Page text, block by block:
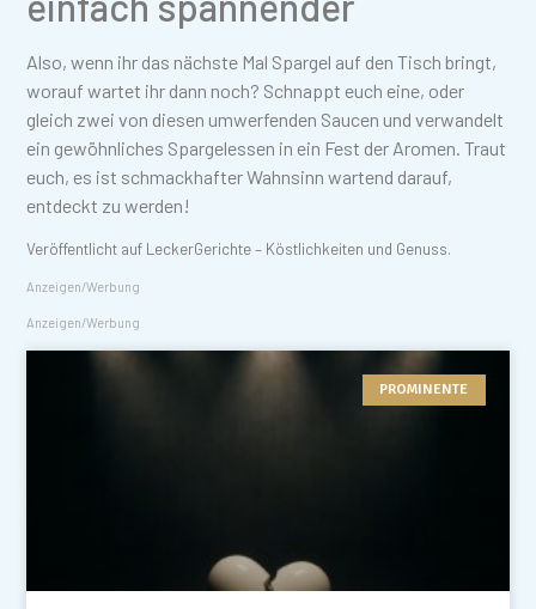
Also, wenn ihr das nächste Mal Spargel auf den Tisch bringt,
worauf wartet ihr dann noch? Schnappt euch eine, oder
gleich zwei von diesen umwerfenden Saucen und verwandelt
ein gewöhnliches Spargelessen in ein Fest der Aromen. Traut
euch, es ist schmackhafter Wahnsinn wartend darauf,
entdeckt zu werden!
Veröffentlicht auf LeckerGerichte – Köstlichkeiten und Genuss.
Anzeigen/Werbung
Anzeigen/Werbung
PROMINENTE